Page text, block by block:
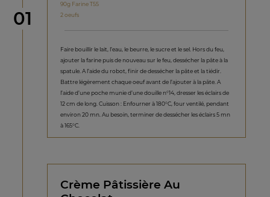
étape
01
90g Farine T55
2 oeufs
Faire bouillir le lait, l’eau, le beurre, le sucre et le sel. Hors du feu,
ajouter la farine puis de nouveau sur le feu, dessécher la pâte à la
spatule. A l’aide du robot, finir de dessécher la pâte et la tiédir.
Battre légèrement chaque oeuf avant de l’ajouter à la pâte. A
l’aide d’une poche munie d’une douille n°14, dresser les éclairs de
12 cm de long. Cuisson : Enfourner à 180°C, four ventilé, pendant
environ 20 mn. Au besoin, terminer de dessécher les éclairs 5 mn
à 165°C.
Crème Pâtissière Au